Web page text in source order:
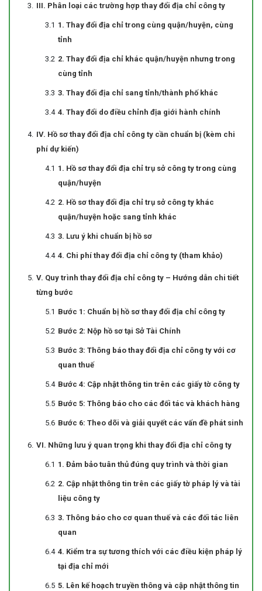
III. Phân loại các trường hợp thay đổi địa chỉ công ty
1. Thay đổi địa chỉ trong cùng quận/huyện, cùng
tỉnh
2. Thay đổi địa chỉ khác quận/huyện nhưng trong
cùng tỉnh
3. Thay đổi địa chỉ sang tỉnh/thành phố khác
4. Thay đổi do điều chỉnh địa giới hành chính
IV. Hồ sơ thay đổi địa chỉ công ty cần chuẩn bị (kèm chi
phí dự kiến)
1. Hồ sơ thay đổi địa chỉ trụ sở công ty trong cùng
quận/huyện
2. Hồ sơ thay đổi địa chỉ trụ sở công ty khác
quận/huyện hoặc sang tỉnh khác
3. Lưu ý khi chuẩn bị hồ sơ
4. Chi phí thay đổi địa chỉ công ty (tham khảo)
V. Quy trình thay đổi địa chỉ công ty – Hướng dẫn chi tiết
từng bước
Bước 1: Chuẩn bị hồ sơ thay đổi địa chỉ công ty
Bước 2: Nộp hồ sơ tại Sở Tài Chính
Bước 3: Thông báo thay đổi địa chỉ công ty với cơ
quan thuế
Bước 4: Cập nhật thông tin trên các giấy tờ công ty
Bước 5: Thông báo cho các đối tác và khách hàng
Bước 6: Theo dõi và giải quyết các vấn đề phát sinh
VI. Những lưu ý quan trọng khi thay đổi địa chỉ công ty
1. Đảm bảo tuân thủ đúng quy trình và thời gian
2. Cập nhật thông tin trên các giấy tờ pháp lý và tài
liệu công ty
3. Thông báo cho cơ quan thuế và các đối tác liên
quan
4. Kiểm tra sự tương thích với các điều kiện pháp lý
tại địa chỉ mới
5. Lên kế hoạch truyền thông và cập nhật thông tin